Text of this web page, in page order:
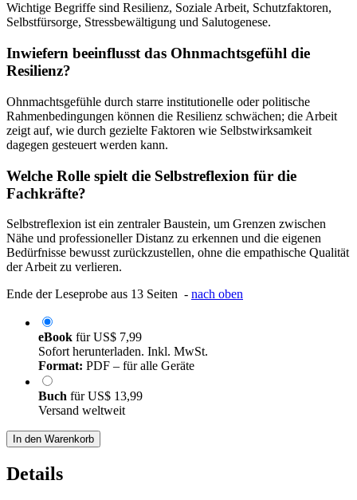
Wichtige Begriffe sind Resilienz, Soziale Arbeit, Schutzfaktoren,
Selbstfürsorge, Stressbewältigung und Salutogenese.
Inwiefern beeinflusst das Ohnmachtsgefühl die
Resilienz?
Ohnmachtsgefühle durch starre institutionelle oder politische
Rahmenbedingungen können die Resilienz schwächen; die Arbeit
zeigt auf, wie durch gezielte Faktoren wie Selbstwirksamkeit
dagegen gesteuert werden kann.
Welche Rolle spielt die Selbstreflexion für die
Fachkräfte?
Selbstreflexion ist ein zentraler Baustein, um Grenzen zwischen
Nähe und professioneller Distanz zu erkennen und die eigenen
Bedürfnisse bewusst zurückzustellen, ohne die empathische Qualität
der Arbeit zu verlieren.
Ende der Leseprobe aus 13 Seiten - nach oben
eBook fürUS$ 7,99
Sofort herunterladen. Inkl. MwSt.
Format: PDF – für alle Geräte
Buch fürUS$ 13,99
Versand weltweit
In den Warenkorb
Details